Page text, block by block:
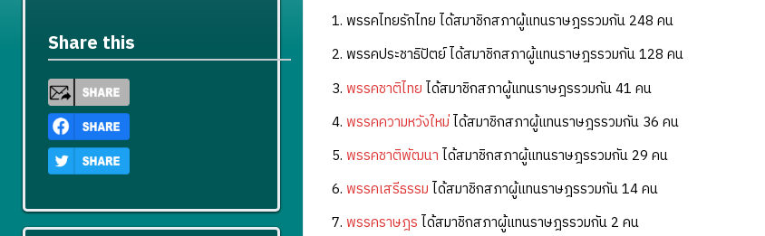
1. พรรคไทยรักไทย ได้สมาชิกสภาผู้แทนราษฎรรวมกัน 248 คน
2. พรรคประชาธิปัตย์ ได้สมาชิกสภาผู้แทนราษฎรรวมกัน 128 คน
3. พรรคชาติไทย ได้สมาชิกสภาผู้แทนราษฎรรวมกัน 41 คน
4. พรรคความหวังใหม่ได้สมาชิกสภาผู้แทนราษฎรรวมกัน 36 คน
5. พรรคชาติพัฒนา ได้สมาชิกสภาผู้แทนราษฎรรวมกัน 29 คน
6. พรรคเสรีธรรม ได้สมาชิกสภาผู้แทนราษฎรรวมกัน 14 คน
7. พรรคราษฎร ได้สมาชิกสภาผู้แทนราษฎรรวมกัน 2 คน
Share this